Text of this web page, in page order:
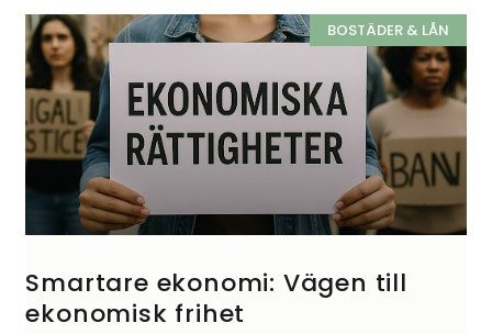
BOSTÄDER & LÅN
Smartare ekonomi: Vägen till
ekonomisk frihet